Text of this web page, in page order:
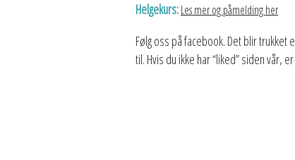
Helgekurs:Les mer og påmelding her
Følg oss på facebook. Det blir trukket
til. Hvis du ikke har “liked” siden vår,